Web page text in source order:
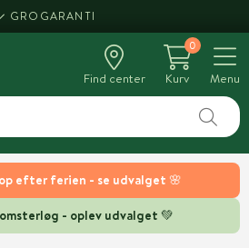
efter ferien - se udvalget 🌸
- oplev udvalget 💚
GROGARANTI
Find center
0
Kurv
Menu